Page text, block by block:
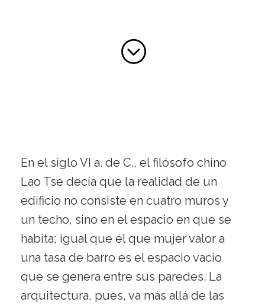
En el siglo VI a. de C., el filósofo chino
Lao Tse decía que la realidad de un
edificio no consiste en cuatro muros y
un techo, sino en el espacio en que se
habita; igual que el que mujer valor a
una tasa de barro es el espacio vacío
que se genera entre sus paredes. La
arquitectura, pues, va más allá de las